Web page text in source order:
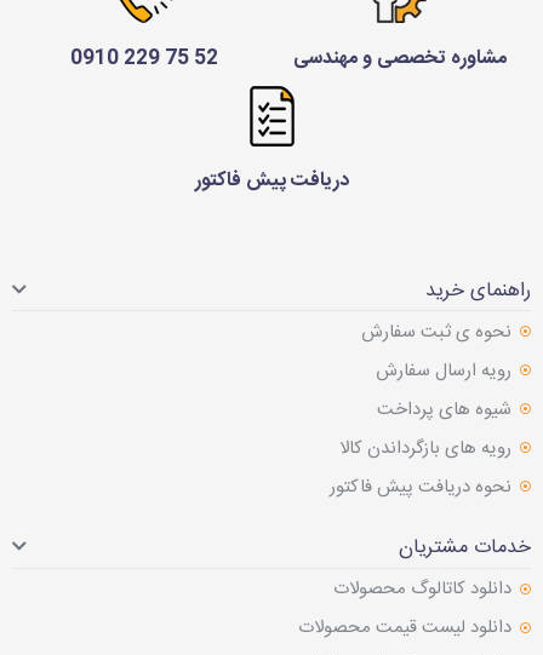
مشاوره تخصصی و مهندسی 52 75 229 0910
دریافت پیش فاکتور
راهنمای خرید
نحوه ی ثبت سفارش
رویه ارسال سفارش
شیوه های پرداخت
رویه های بازگرداندن کالا
نحوه دریافت پیش فاکتور
خدمات مشتریان
دانلود کاتالوگ محصولات
دانلود لیست قیمت محصولات